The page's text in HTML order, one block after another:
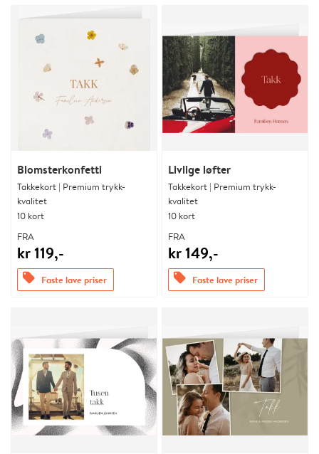
Blomsterkonfetti
Takkekort | Premium trykk-
kvalitet
10 kort
FRA
kr 119,-
offers Faste lave priser
Livlige løfter
Takkekort | Premium trykk-
kvalitet
10 kort
FRA
kr 149,-
offers Faste lave priser